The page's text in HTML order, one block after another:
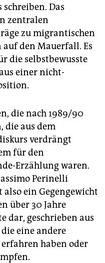
Das
zentralen
zu migrantischen
den Mauerfall. Es
die selbstbewusste
einer nicht-
die nach 1989/90
die aus dem
verdrängt
für den
Erzählung waren.
Perinelli
also ein Gegengewicht
über 30 Jahre
dar, geschrieben aus
eine andere
haben oder